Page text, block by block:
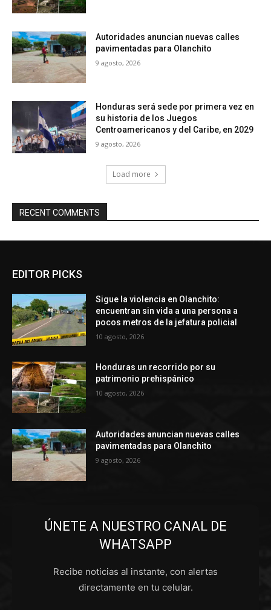
Autoridades anuncian nuevas calles
pavimentadas para Olanchito
9 agosto, 2026
Honduras será sede por primera vez en
su historia de los Juegos
Centroamericanos y del Caribe, en 2029
9 agosto, 2026
Load more
RECENT COMMENTS
EDITOR PICKS
Sigue la violencia en Olanchito:
encuentran sin vida a una persona a
pocos metros de la jefatura policial
10 agosto, 2026
Honduras un recorrido por su
patrimonio prehispánico
10 agosto, 2026
Autoridades anuncian nuevas calles
pavimentadas para Olanchito
9 agosto, 2026
ÚNETE A NUESTRO CANAL DE
WHATSAPP
Recibe noticias al instante, con alertas
directamente en tu celular.